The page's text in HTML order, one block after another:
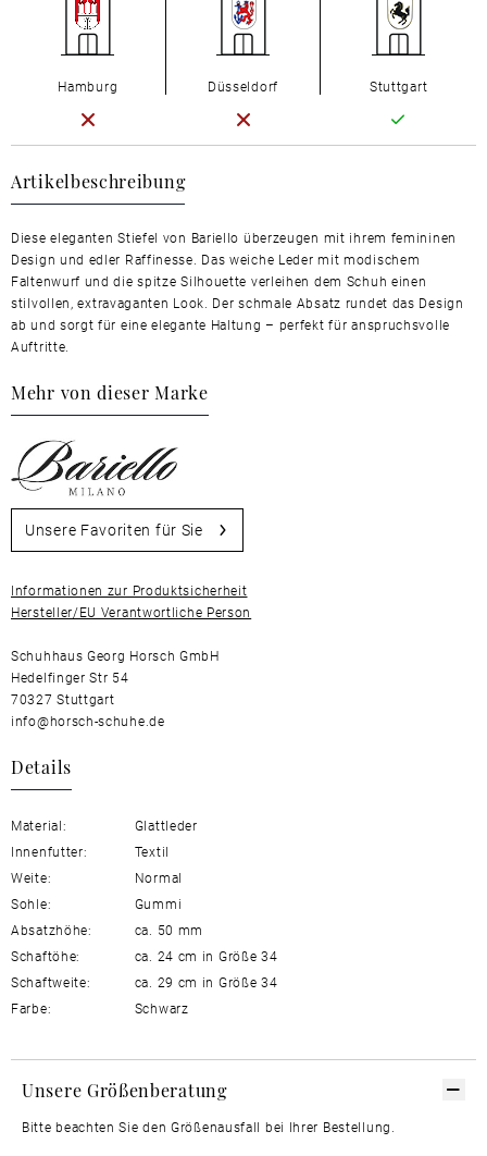
Artikelbeschreibung
Diese eleganten Stiefel von Bariello überzeugen mit ihrem femininen
Design und edler Raffinesse. Das weiche Leder mit modischem
Faltenwurf und die spitze Silhouette verleihen dem Schuh einen
stilvollen, extravaganten Look. Der schmale Absatz rundet das Design
ab und sorgt für eine elegante Haltung – perfekt für anspruchsvolle
Auftritte.
Mehr von dieser Marke
Unsere Favoriten für Sie
Informationen zur Produktsicherheit
Hersteller/EU Verantwortliche Person
Schuhhaus Georg Horsch GmbH
Hedelfinger Str 54
70327 Stuttgart
info@horsch-schuhe.de
Details
Material:
Glattleder
Innenfutter:
Textil
Weite:
Normal
Sohle:
Gummi
Absatzhöhe:
ca. 50 mm
Schaftöhe:
ca. 24 cm in Größe 34
Schaftweite:
ca. 29 cm in Größe 34
Farbe:
Schwarz
Hamburg Düsseldorf Stuttgart
Unsere Größenberatung
Bitte beachten Sie den Größenausfall bei Ihrer Bestellung.